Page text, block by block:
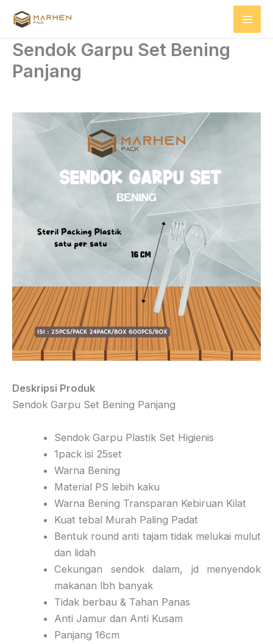
content
Sendok Garpu Set Bening
Panjang
Deskripsi Produk
Sendok Garpu Set Bening Panjang
Sendok Garpu Plastik Set Higienis
1pack isi 25set
Warna Bening
Material PS lebih kaku
Warna Bening Transparan Kebiruan Kilat
Kuat tebal Murah Paling Padat
Bentuk round anti tajam tidak melukai mulut
dan lidah
Cekungan sendok dalam, jd menyendok
makanan lbh banyak
Tidak berbau & Tahan Panas
Anti Jamur dan Anti Kusam
Panjang 16cm